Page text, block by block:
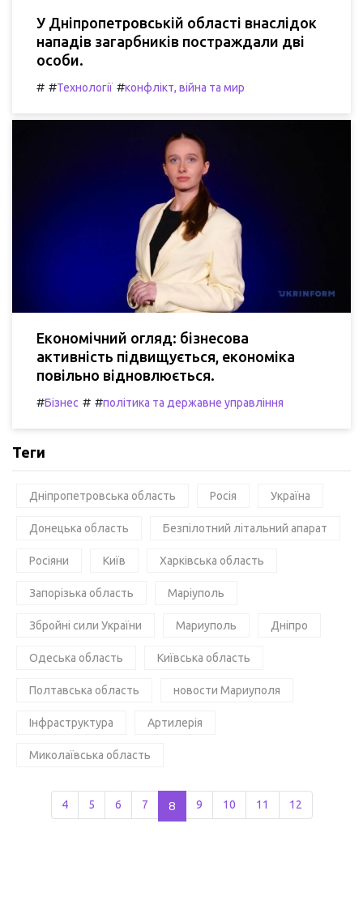
У Дніпропетровській області внаслідок
нападів загарбників постраждали дві
особи.
# #Технології #конфлікт, війна та мир
Економічний огляд: бізнесова
активність підвищується, економіка
повільно відновлюється.
#Бізнес # #політика та державне управління
Теги
Дніпропетровська область Росія Україна
Донецька область Безпілотний літальний апарат
Росіяни Київ Харківська область
Запорізька область Маріуполь
Збройні сили України Мариуполь Дніпро
Одеська область Київська область
Полтавська область новости Мариуполя
Інфраструктура Артилерія
Миколаївська область
4 5 6 7 8 9 10 11 12